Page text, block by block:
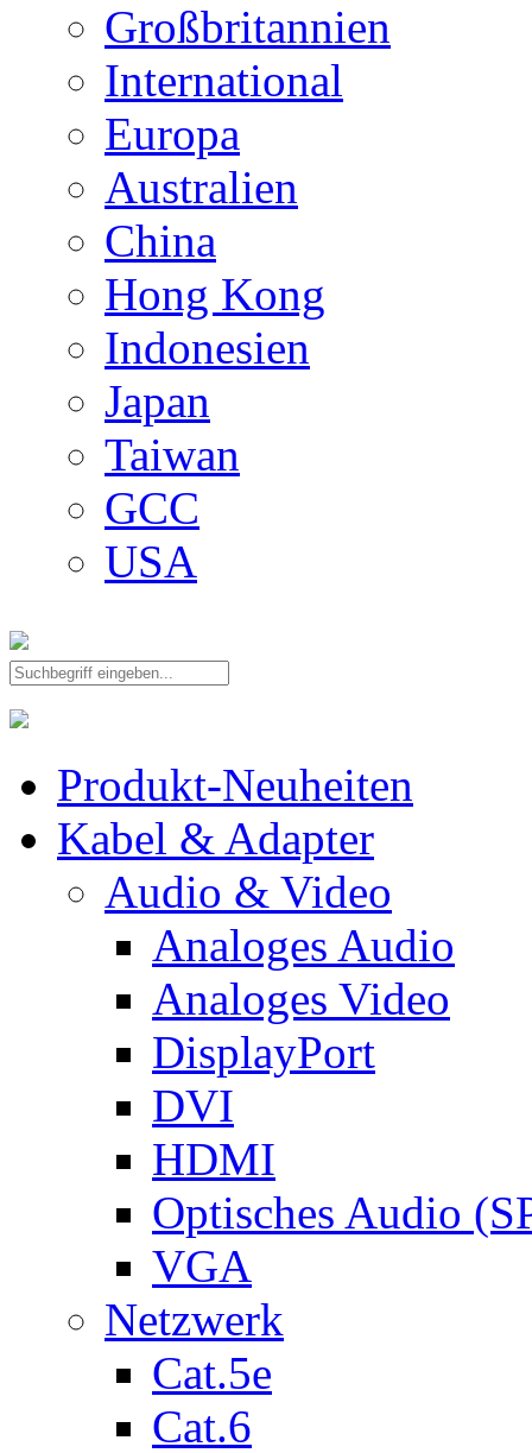
Großbritannien
International
Europa
Australien
China
Hong Kong
Indonesien
Japan
Taiwan
GCC
USA
Produkt-Neuheiten
Kabel & Adapter
Audio & Video
Analoges Audio
Analoges Video
DisplayPort
DVI
HDMI
Optisches Audio
VGA
Netzwerk
Cat.5e
Cat.6